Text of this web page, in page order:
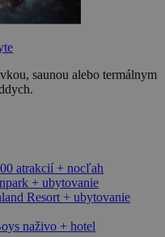
saunou alebo termálnym
atrakcií + nocľah
+ ubytovanie
Resort + ubytovanie
naživo + hotel